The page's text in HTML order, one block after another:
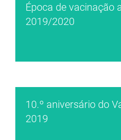
Época de vacinação
2019/2020
10.º aniversário do
2019